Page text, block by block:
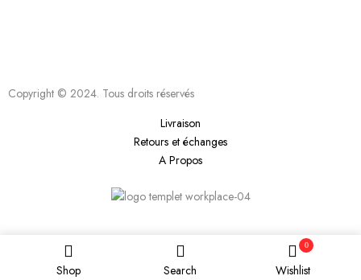
Shop Search
0
Wishlist
Copyright © 2024. Tous droits réservés
Livraison
Retours et échanges
A Propos